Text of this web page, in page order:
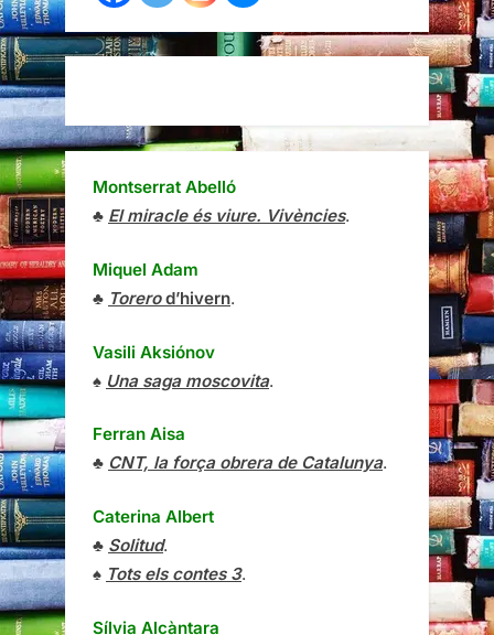
Montserrat Abelló
♣ El miracle és viure. Vivències.
Miquel Adam
♣ Torerod’hivern.
Vasili Aksiónov
♠ Una saga moscovita.
Ferran Aisa
♣ CNT, la força obrera de Catalunya.
Caterina Albert
♣ Solitud.
♠ Tots els contes 3.
Sílvia Alcàntara